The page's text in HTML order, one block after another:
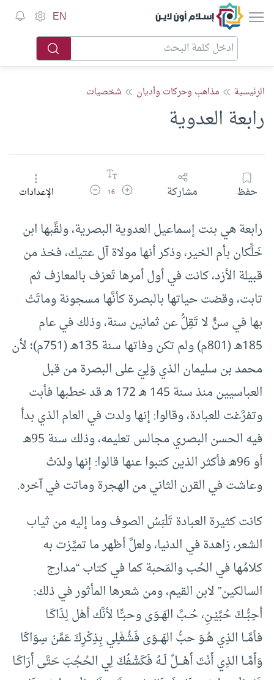
إسلام أون لاين EN
الرئيسية مذاهب وحركات وأديان شخصيات
رابعة العدوية
حفظ مشاركة زيادة حجم الخط
16 تقليل حجم الخطالإعدادات
رابعة هي بنت إسماعيل العدوية البصرية، ولقَّبها ابن
خَلِّكان بأم الخير، وذكر أنها مولاة آل عتيك، فخذ من
قبيلة الأزد، كانت في أول أمرها تَعزف بالمعازف ثم
تابت، وقضت حياتها بالبصرة كأنَّها مسجونة وماتَتْ
بها في سنٍّ لا تَقِلُّ عن ثمانين سنة، وذلك في عام
185هـ (801م) ولم تكن وفاتها سنة 135هـ (751م)؛ لأن
محمد بن سليمان الذي وَلِيَ على البصرة من قبل
العباسيين منذ سنة 145 هـ 172 هـ قد خطبها فأبت
وتفرَّغت للعبادة، وقالوا: إنها ولدت في العام الذي بدأ
فيه الحسن البصري مجالس تعليمه، وذلك سنة 95هـ
أو 96هـ فأكثر الذين كتبوا عنها قالوا: إنها ولدَتْ
وعاشت في القرن الثاني من الهجرة وماتت في آخره.
كانت كثيرة العبادة تَلْبَسُ الصوف وما إليه من ثياب
الشعر، زاهدة في الدنيا، ولعلَّ أظهر ما تميَّزت به
كلامُها في الحُب والمَحبة كما في كتاب “مدارج
السالكين” لابن القيم، ومن شعرها المأثور في ذلك:
أحِبُّــكَ حُبَّيْـنِ، حُــبَّ الهَــوَى وحبـًّـا لأنَّك أهْل لِذَاكَـا
فأمَّــا الذِي هُــوَ حبُّ الهَـــوَى فَشُغْـِلي بِذِكْرِكَ عَمَّنْ سِوَاكَا
وَأَمَّــا الذِي أَنْتَ أَهْــــلٌ لَــهُ فَكَشْفُكَ لِي الحُجُبَ حَتَّى أَرَاكَـا